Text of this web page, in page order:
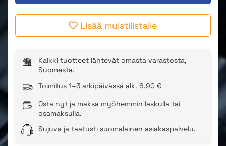
Lisää muistilistalle
Kaikki tuotteet lähtevät omasta varastosta,
Suomesta.
Toimitus 1–3 arkipäivässä alk. 6,90 €
Osta nyt ja maksa myöhemmin laskulla tai
osamaksulla.
Sujuva ja taatusti suomalainen asiakaspalvelu.